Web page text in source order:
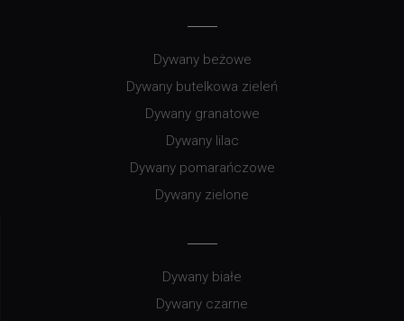
Dywany beżowe
Dywany butelkowa zieleń
Dywany granatowe
Dywany lilac
Dywany pomarańczowe
Dywany zielone
Dywany białe
Dywany czarne